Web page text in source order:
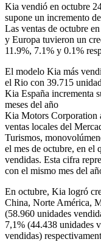
Kia vendió en octubre
supone un incremento
Las ventas de octubre
y Europa tuvieron un
11.9%, 7.1% y 0.1%
El modelo Kia más
el Rio con 39.715
Kia España incrementa
meses del año
Kia Motors Corporation
ventas locales del
Turismos,
el mes de octubre, en el
vendidas. Esta cifra
con el mismo mes del
En octubre, Kia logró
China, Norte América,
(58.960 unidades
7,1% (44.438 unidades
vendidas)